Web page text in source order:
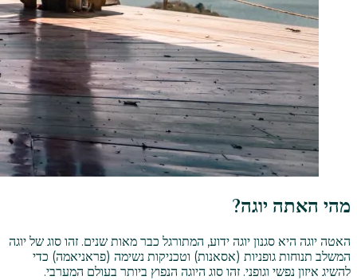
מהי האתה יוגה?
האטה יוגה היא סגנון יוגה ידוע, המתורגל כבר מאות שנים. זהו סוג של יוגה
המשלב תנוחות גופניות (אסאנות) וטכניקות נשימה (פראניאמה) כדי
להשיג איזון נפשי וגופני. זהו סוג היוגה הנפוץ ביותר בעולם המערבי.